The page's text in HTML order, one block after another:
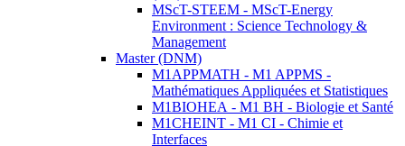
MScT-STEEM - MScT-Energy
Environment : Science Technology &
Management
Master (DNM)
M1APPMATH - M1 APPMS -
Mathématiques Appliquées et Statistiques
M1BIOHEA - M1 BH - Biologie et Santé
M1CHEINT - M1 CI - Chimie et
Interfaces